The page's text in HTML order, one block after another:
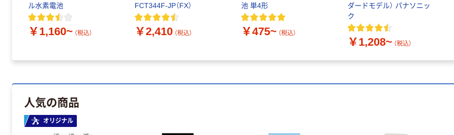
ル水素電池
￥1,160~ （税込）
FCT344F-JP（FX）
￥2,410 （税込）
池 単4形
￥475~ （税込）
ダードモデル） パナソニッ
ク
￥1,208~ （税込）
人気の商品
オリジナル